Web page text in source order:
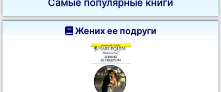
Самые популярные книги
Жених ее подруги